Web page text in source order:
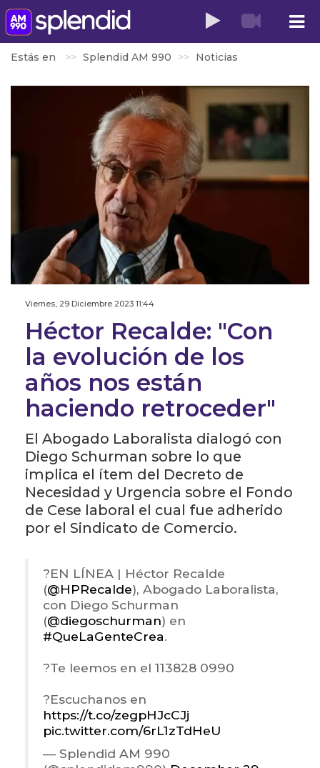
Estás en Splendid AM 990 Noticias
Viernes, 29 Diciembre 2023 11:44
Héctor Recalde: "Con
la evolución de los
años nos están
haciendo retroceder"
El Abogado Laboralista dialogó con
Diego Schurman sobre lo que
implica el ítem del Decreto de
Necesidad y Urgencia sobre el Fondo
de Cese laboral el cual fue adherido
por el Sindicato de Comercio.
?️EN LÍNEA | Héctor Recalde
(@HPRecalde), Abogado Laboralista,
con Diego Schurman
(@diegoschurman) en
#QueLaGenteCrea.
?Te leemos en el 113828 0990
?Escuchanos en
https://t.co/zegpHJcCJj
pic.twitter.com/6rL1zTdHeU
— Splendid AM 990